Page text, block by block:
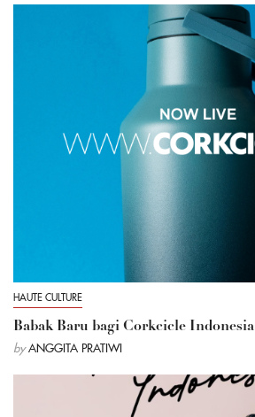
HAUTE CULTURE
Babak Baru bagi Corkcicle Indonesia
by ANGGITA PRATIWI